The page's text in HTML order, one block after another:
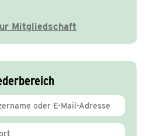
Mitgliedschaft